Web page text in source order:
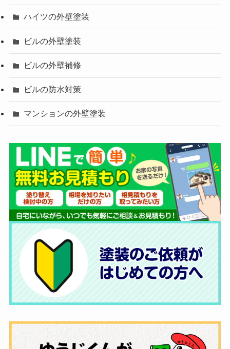
ハイツの外壁塗装
ビルの外壁塗装
ビルの外壁補修
ビルの防水対策
マンションの外壁塗装